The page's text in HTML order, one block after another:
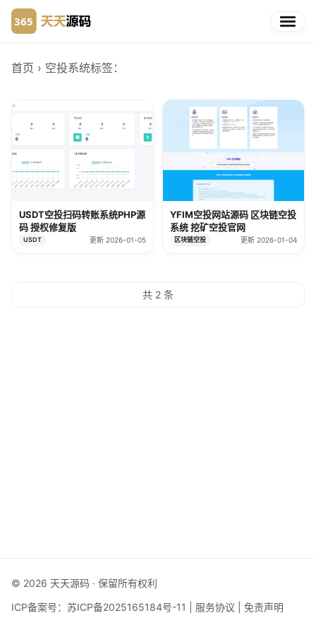
首页 › 空投系统标签：
USDT空投扫码转账系统PHP源
码 授权修复版
USDT 更新 2026-01-05
YFIM空投网站源码 区块链空投
系统 挖矿空投官网
区块链空投 更新 2026-01-04
共 2 条
© 2026 天天源码 · 保留所有权利
ICP备案号： 苏ICP备2025165184号-11 服务协议 免责声明